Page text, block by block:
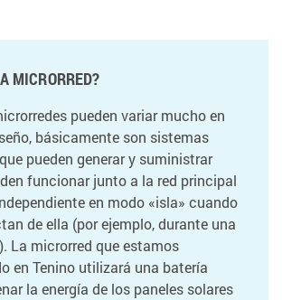
MICRORRED?
pueden variar mucho en
básicamente son sistemas
pueden generar y suministrar
funcionar junto a la red principal
en modo «isla» cuando
de ella (por ejemplo, durante una
La microrred que estamos
en Tenino utilizará una batería
la energía de los paneles solares